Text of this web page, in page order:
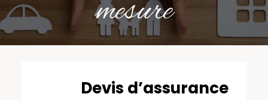
mesure
Devis d’assurance